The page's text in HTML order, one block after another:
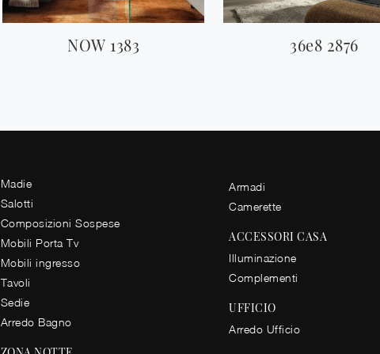
NOW 1383 36e8 2876
Madie
Salotti
Composizioni Sospese
Mobili Porta Tv
Mobili ingresso
Tavoli
Sedie
Arredo Bagno
Armadi
Camerette
ACCESSORI CASA
Illuminazione
Complementi
UFFICIO
Arredo Ufficio